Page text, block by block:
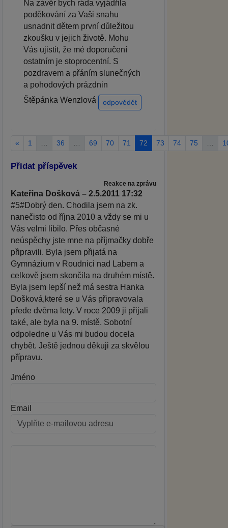
Na závěr bych ráda vyjádřila
poděkování za Vaši snahu
usnadnit dětem první důležitou
zkoušku v jejich životě. Mohu
Vás ujistit, že mé doporučení
ostatním je stoprocentní. S
pozdravem a přáním slunečných
a pohodových prázdnin
Štěpánka Wenzlová
odpovědět
« 1 36 69 70 71 72 73 74 75
Přidat příspěvek
Reakce na zprávu
Kateřina Došková – 2.5.2011 17:32
#5#Dobrý den. Chodila jsem na zk.
nanečisto od října 2010 a vždy se mi u
Vás velmi líbilo. Přes občasné
neúspěchy jste mne na příjmačky dobře
připravili. Byla jsem přijatá na
Gymnázium v Roudnici nad Labem a
celkově jsem skončila na druhém místě.
Byla jsem lepší než má sestra Hanka
Došková,které se u Vás připravovala
přede dvěma lety. V roce 2009 ji přijali
také, ale byla na 9. místě. Sobotní
odpoledne u Vás mi budou docela
chybět. Ještě jednou děkuji za skvělou
přípravu.
Jméno
Email